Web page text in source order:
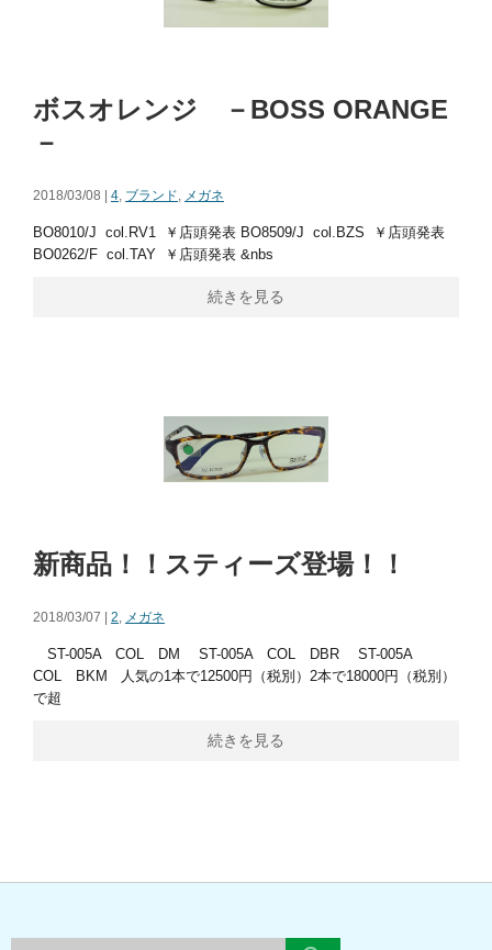
ボスオレンジ －BOSS ORANGE
－
2018/03/08 | 4, ブランド, メガネ
BO8010/J col.RV1 ￥店頭発表 BO8509/J col.BZS ￥店頭発表
BO0262/F col.TAY ￥店頭発表 &nbs
続きを見る
新商品！！スティーズ登場！！
2018/03/07 | 2, メガネ
ST-005A COL DM ST-005A COL DBR ST-005A
COL BKM 人気の1本で12500円（税別）2本で18000円（税別）
で超
続きを見る